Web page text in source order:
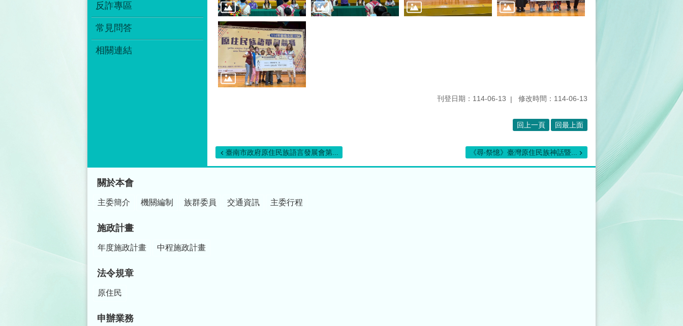
反詐專區
常見問答
相關連結
刊登日期：114-06-13 修改時間：114-06-13
回上一頁 回最上面
臺南市政府原住民族語言發展會第... 《尋‧祭憶》臺灣原住民族神話暨...
關於本會
主委簡介 機關編制 族群委員 交通資訊 主委行程
施政計畫
年度施政計畫 中程施政計畫
法令規章
原住民
申辦業務